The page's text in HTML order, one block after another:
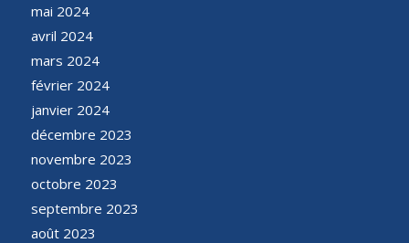
mai 2024
avril 2024
mars 2024
février 2024
janvier 2024
décembre 2023
novembre 2023
octobre 2023
septembre 2023
août 2023